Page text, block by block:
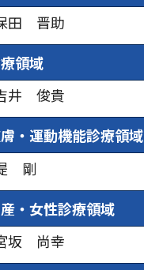
田 晋助
領域
井 俊貴
・運動機能診療領域
剛
・⼥性診療領域
坂 尚幸